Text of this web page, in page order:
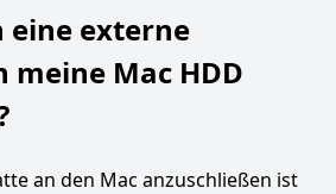
eine externe
meine Mac HDD
an den Mac anzuschließen ist